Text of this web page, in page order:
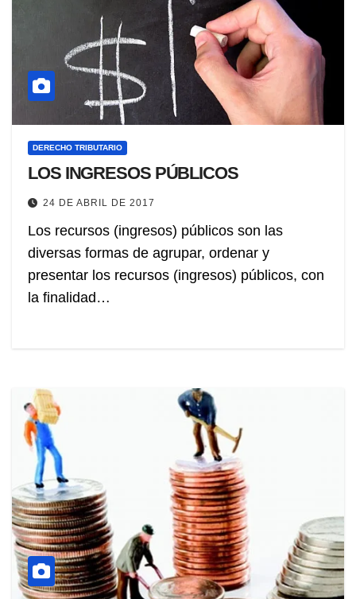
DERECHO TRIBUTARIO
LOS INGRESOS PÚBLICOS
24 DE ABRIL DE 2017
Los recursos (ingresos) públicos son las
diversas formas de agrupar, ordenar y
presentar los recursos (ingresos) públicos, con
la finalidad…